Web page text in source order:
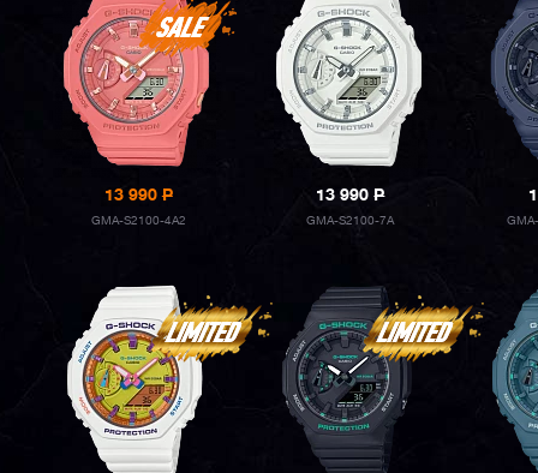
13 990P
GMA-S2100-4A2
13 990P
GMA-S2100-7A